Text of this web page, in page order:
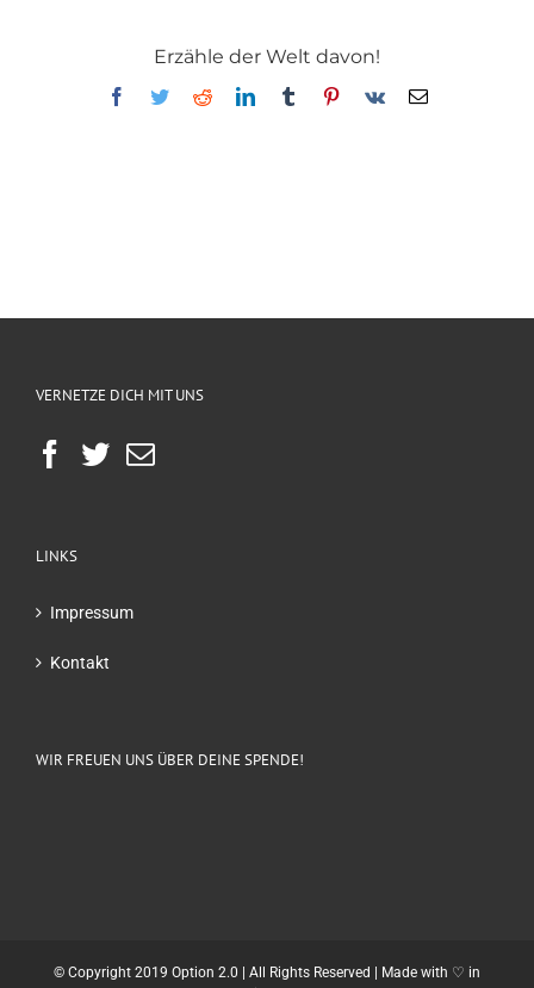
Erzähle der Welt davon!
Facebook
TwitterRedditLinkedInTumblrPinterest
Vk
E-
VERNETZE DICH MIT UNS
LINKS
Impressum
Kontakt
WIR FREUEN UNS ÜBER DEINE SPENDE!
© Copyright 2019 Option 2.0 | All Rights Reserved | Made with ♡ in